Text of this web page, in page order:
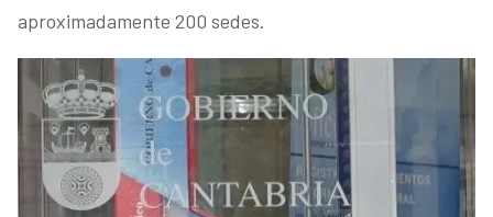
aproximadamente 200 sedes.